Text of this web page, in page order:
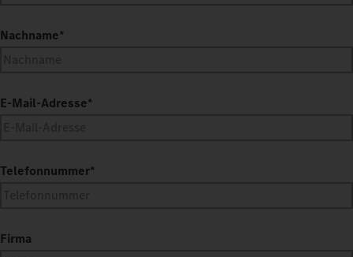
Nachname*
E-Mail-Adresse*
Telefonnummer*
Firma